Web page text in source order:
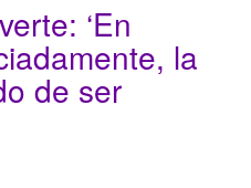
‘En
la
de ser